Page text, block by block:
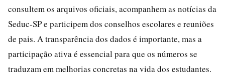
consultem os arquivos oficiais, acompanhem as notícias da
Seduc-SP e participem dos conselhos escolares e reuniões
de pais. A transparência dos dados é importante, mas a
participação ativa é essencial para que os números se
traduzam em melhorias concretas na vida dos estudantes.